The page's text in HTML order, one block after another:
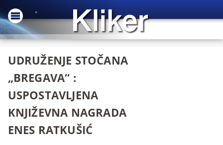
UDRUŽENJE STOČANA
„BREGAVA“ :
USPOSTAVLJENA
KNJIŽEVNA NAGRADA
ENES RATKUŠIĆ